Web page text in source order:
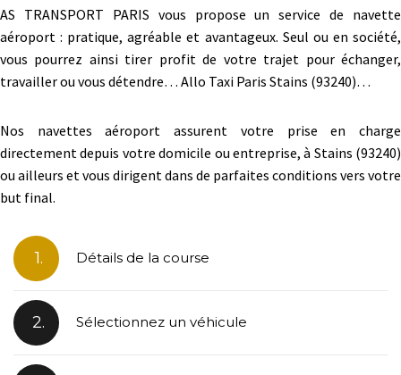
AS TRANSPORT PARIS vous propose un service de navette
aéroport : pratique, agréable et avantageux. Seul ou en société,
vous pourrez ainsi tirer profit de votre trajet pour échanger,
travailler ou vous détendre… Allo Taxi Paris Stains (93240)…
Nos navettes aéroport assurent votre prise en charge
directement depuis votre domicile ou entreprise, à Stains (93240)
ou ailleurs et vous dirigent dans de parfaites conditions vers votre
but final.
1. Détails de la course
2. Sélectionnez un véhicule